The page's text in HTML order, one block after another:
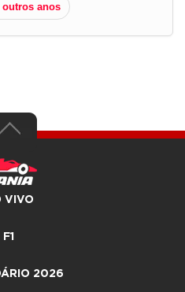
outros anos
VIVO
F1
2026